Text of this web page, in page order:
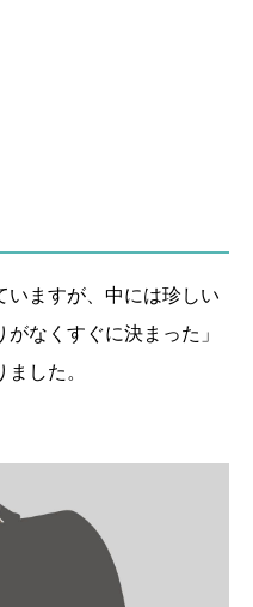
いますが、中には珍しい
なくすぐに決まった」
した。